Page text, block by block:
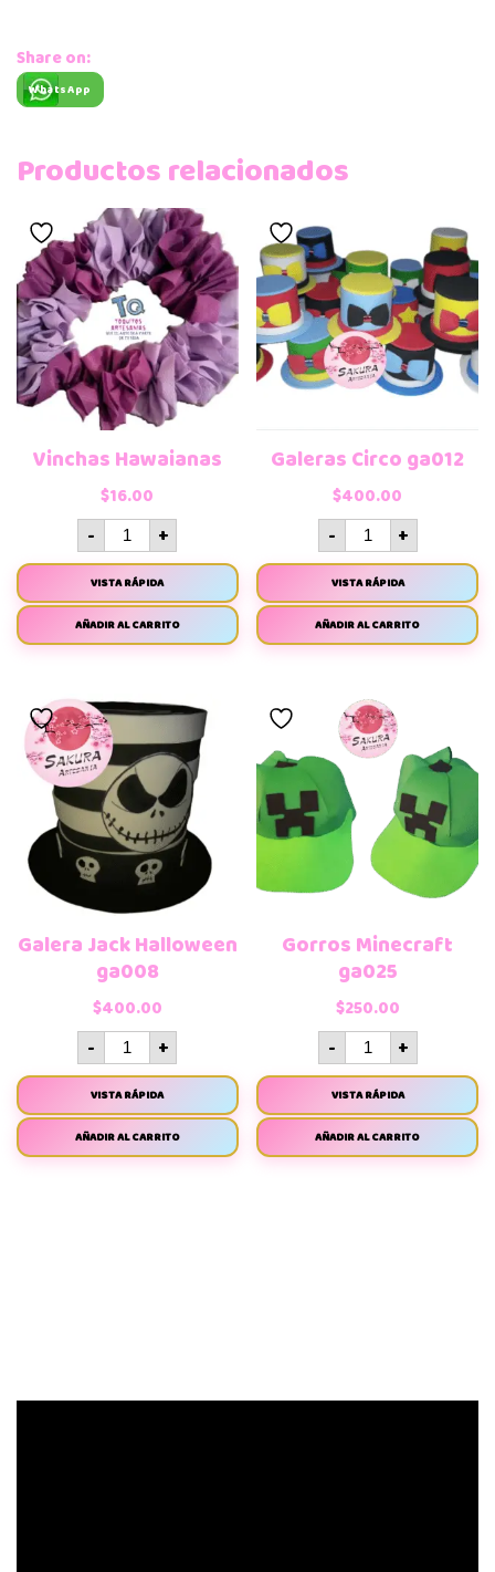
Share on:
WhatsApp
Productos relacionados
Vinchas Hawaianas
$16.00
- +
VISTA RÁPIDA
AÑADIR AL CARRITO
Galeras Circo ga012
$400.00
- +
VISTA RÁPIDA
AÑADIR AL CARRITO
Galera Jack Halloween
ga008
$400.00
- +
VISTA RÁPIDA
AÑADIR AL CARRITO
Gorros Minecraft
ga025
$250.00
- +
VISTA RÁPIDA
AÑADIR AL CARRITO